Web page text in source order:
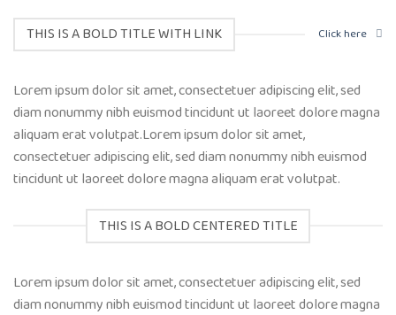
THIS IS A BOLD TITLE WITH LINK Click here
Lorem ipsum dolor sit amet, consectetuer adipiscing elit, sed
diam nonummy nibh euismod tincidunt ut laoreet dolore magna
aliquam erat volutpat.Lorem ipsum dolor sit amet,
consectetuer adipiscing elit, sed diam nonummy nibh euismod
tincidunt ut laoreet dolore magna aliquam erat volutpat.
THIS IS A BOLD CENTERED TITLE
Lorem ipsum dolor sit amet, consectetuer adipiscing elit, sed
diam nonummy nibh euismod tincidunt ut laoreet dolore magna